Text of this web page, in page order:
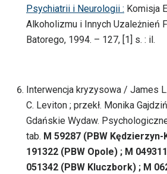
Psychiatrii i Neurologii : Komisja
Alkoholizmu i Innych Uzależnień
Batorego, 1994. – 127, [1] s. : il.
Interwencja kryzysowa / James
C. Leviton ; przekł. Monika
Gdańskie Wydaw.
tab. M 59287 (PBW Kędzierzyn-
191322 (PBW Opole) ; M
051342 (PBW Kluczbork) ; M